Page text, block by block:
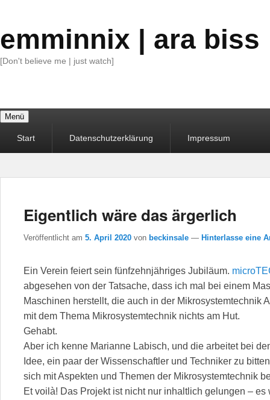
emminnix | ara biss
[Don't believe me | just watch]
Menü
MenüStart Datenschutzerklärung Impressum
Eigentlich wäre das ärgerlich
Veröffentlicht am 5. April 2020 von beckinsale — Hinterlasse eine
Ein Verein feiert sein fünfzehnjähriges Jubiläum.
abgesehen von der Tatsache, dass ich mal bei einem
Maschinen herstellt, die auch in der Mikrosystemtechnik
mit dem Thema Mikrosystemtechnik nichts am Hut.
Gehabt.
Aber ich kenne Marianne Labisch, und die arbeitet bei
Idee, ein paar der Wissenschaftler und Techniker zu
sich mit Aspekten und Themen der Mikrosystemtechnik
Et voilà! Das Projekt ist nicht nur inhaltlich gelungen –